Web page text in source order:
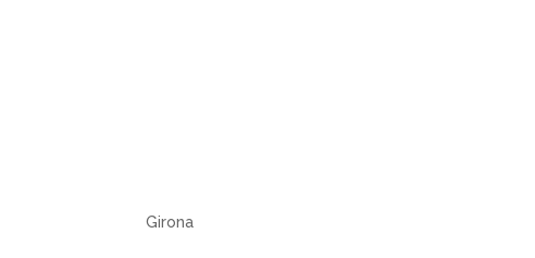
Girona